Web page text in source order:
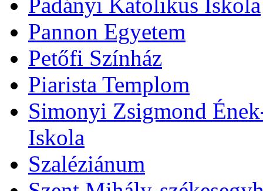
Pannon Egyetem
Petőfi Színház
Piarista Templom
Simonyi Zsigmond
Iskola
Szaléziánum